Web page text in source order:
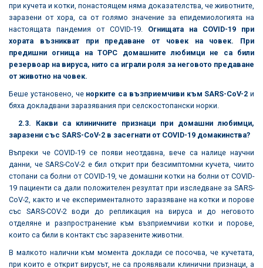
при кучета и котки, понастоящем няма доказателства, че животните,
заразени от хора, са от голямо значение за епидемиологията на
настоящата пандемия от COVID-19. Огнищата на COVID-19 при
хората възникват при предаване от човек на човек.
При
предишни огнища на ТОРС домашните любимци не са били
резервоар на вируса, нито са играли роля за неговото предаване
от животно на човек.
Беше установено, че норките са възприемчиви към SARS-CoV-2 и
бяха докладвани заразявания при селскостопански норки.
2.3. Какви са клиничните признаци при домашни любимци,
заразени със SARS-CoV-2 в засегнати от COVID-19 домакинства?
Въпреки че COVID-19 се появи неотдавна, вече са налице научни
данни, че SARS-CoV-2 е бил открит при безсимптомни кучета, чиито
стопани са болни от COVID-19, че домашни котки на болни от COVID-
19 пациенти са дали положителен резултат при изследване за SARS-
CoV-2, както и че експерименталното заразяване на котки и порове
със SARS-COV-2 води до репликация на вируса и до неговото
отделяне и разпространение към възприемчиви котки и порове,
които са били в контакт със заразените животни.
В малкото налични към момента доклади се посочва, че кучетата,
при които е открит вирусът, не са проявявали клинични признаци, а